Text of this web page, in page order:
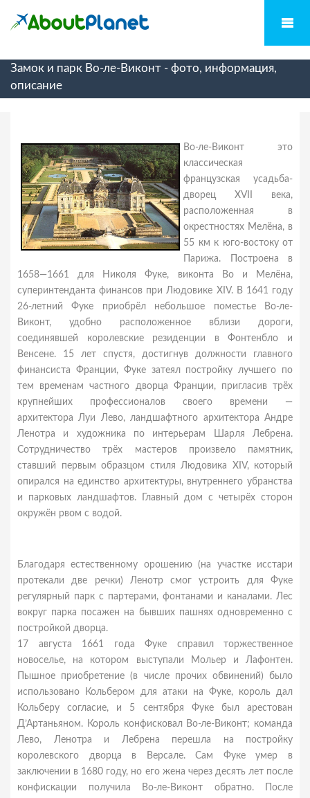
Замок и парк Во-ле-Виконт - фото, информация,
описание
Во-ле-Виконт это
классическая
французская усадьба-
дворец XVII века,
расположенная в
окрестностях Мелёна, в
55 км к юго-востоку от
Парижа. Построена в
1658—1661 для Николя Фуке, виконта Во и Мелёна,
суперинтенданта финансов при Людовике XIV. В 1641 году
26-летний Фуке приобрёл небольшое поместье Во-ле-
Виконт, удобно расположенное вблизи дороги,
соединявшей королевские резиденции в Фонтенбло и
Венсене. 15 лет спустя, достигнув должности главного
финансиста Франции, Фуке затеял постройку лучшего по
тем временам частного дворца Франции, пригласив трёх
крупнейших профессионалов своего времени —
архитектора Луи Лево, ландшафтного архитектора Андре
Ленотра и художника по интерьерам Шарля Лебрена.
Сотрудничество трёх мастеров произвело памятник,
ставший первым образцом стиля Людовика XIV, который
опирался на единство архитектуры, внутреннего убранства
и парковых ландшафтов. Главный дом с четырёх сторон
окружён рвом с водой.
Благодаря естественному орошению (на участке исстари
протекали две речки) Ленотр смог устроить для Фуке
регулярный парк с партерами, фонтанами и каналами. Лес
вокруг парка посажен на бывших пашнях одновременно с
постройкой дворца.
17 августа 1661 года Фуке справил торжественное
новоселье, на котором выступали Мольер и Лафонтен.
Пышное приобретение (в числе прочих обвинений) было
использовано Кольбером для атаки на Фуке, король дал
Кольберу согласие, и 5 сентября Фуке был арестован
Д’Артаньяном. Король конфисковал Во-ле-Виконт; команда
Лево, Ленотра и Лебрена перешла на постройку
королевского дворца в Версале. Сам Фуке умер в
заключении в 1680 году, но его жена через десять лет после
конфискации получила Во-ле-Виконт обратно. После